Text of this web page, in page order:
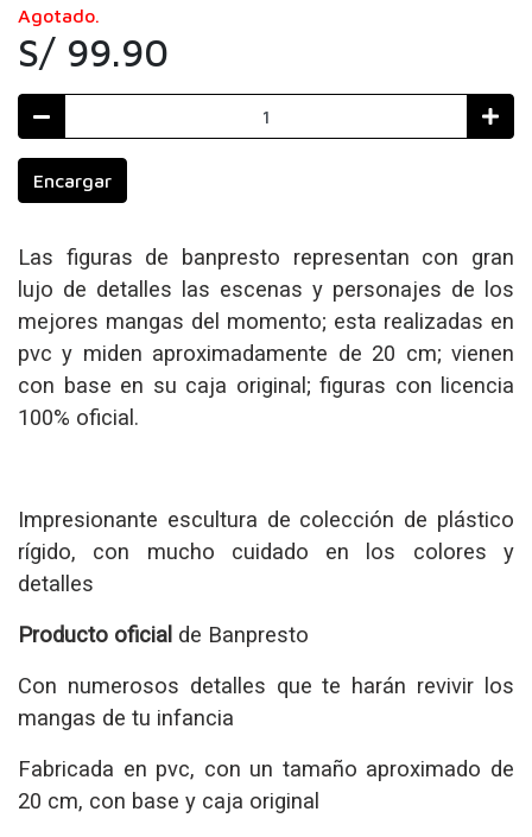
Agotado.
S/ 99.90
Encargar
Las figuras de banpresto representan con gran
lujo de detalles las escenas y personajes de los
mejores mangas del momento; esta realizadas en
pvc y miden aproximadamente de 20 cm; vienen
con base en su caja original; figuras con licencia
100% oficial.
Impresionante escultura de colección de plástico
rígido, con mucho cuidado en los colores y
detalles
Producto oficial de Banpresto
Con numerosos detalles que te harán revivir los
mangas de tu infancia
Fabricada en pvc, con un tamaño aproximado de
20 cm, con base y caja original